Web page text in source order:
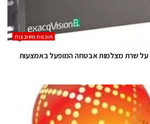
‫תוכנות משובצות‬
על שרת מצלמות אבטחה המופעל באמצעות